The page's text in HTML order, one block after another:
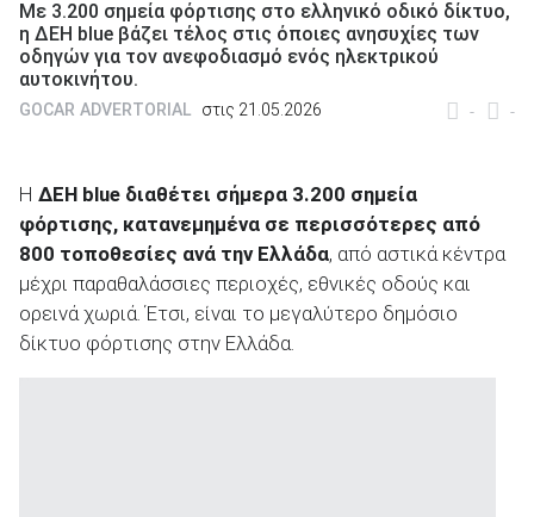
βρες το!
Καινούρια
Με 3.200 σημεία φόρτισης στο ελληνικό οδικό δίκτυο,
η ΔΕΗ blue βάζει τέλος στις όποιες ανησυχίες των
οδηγών για τον ανεφοδιασμό ενός ηλεκτρικού
αυτοκινήτου.
- -
GOCAR ADVERTORIAL στις 21.05.2026
Η ΔΕΗ blue διαθέτει σήμερα 3.200 σημεία
φόρτισης, κατανεμημένα σε περισσότερες από
800 τοποθεσίες ανά την Ελλάδα, από αστικά κέντρα
μέχρι παραθαλάσσιες περιοχές, εθνικές οδούς και
ορεινά χωριά. Έτσι, είναι το μεγαλύτερο δημόσιο
δίκτυο φόρτισης στην Ελλάδα.